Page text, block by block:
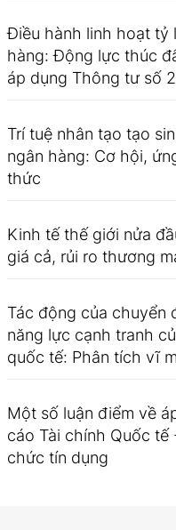
Điều hành linh hoạt tỷ
hàng: Động lực thúc
áp dụng Thông tư số
Trí tuệ nhân tạo tạo
ngân hàng: Cơ hội,
thức
Kinh tế thế giới nửa
giá cả, rủi ro thương
Tác động của chuyển
năng lực cạnh tranh
quốc tế: Phân tích vĩ
Một số luận điểm về
cáo Tài chính Quốc tế
chức tín dụng